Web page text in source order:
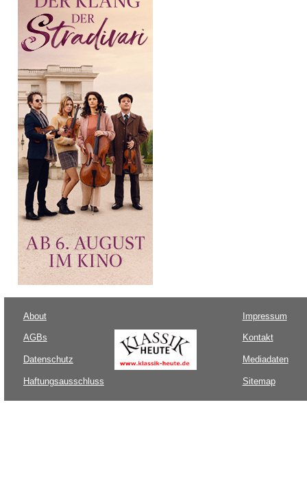
About
AGBs
Datenschutz
Haftungsausschluss
Impressum
Kontakt
Mediadaten
Sitemap